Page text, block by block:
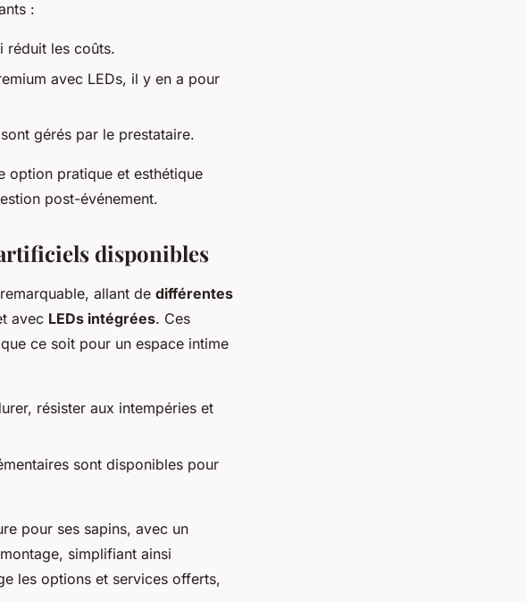
:
réduit les coûts.
avec LEDs, il y en a pour
gérés par le prestataire.
option pratique et esthétique
post-événement.
disponibles
allant de différentes
avec LEDs intégrées. Ces
ce soit pour un espace intime
résister aux intempéries et
sont disponibles pour
pour ses sapins, avec un
simplifiant ainsi
les options et services offerts,